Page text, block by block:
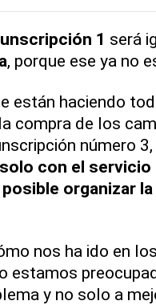
1 será
, porque ese ya no
están haciendo
compra de los
número 3,
con el servicio
organizar
nos ha ido en
estamos
y no solo a